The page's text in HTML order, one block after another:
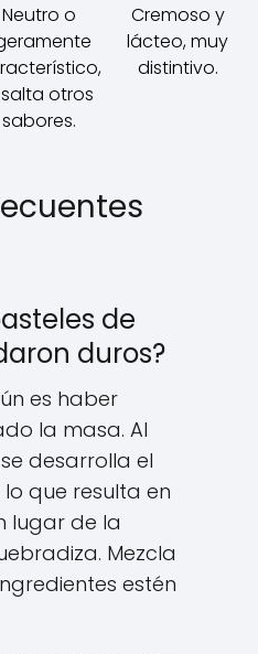
Neutro o
otros
sabores.
Cremoso y
lácteo, muy
distintivo.
de
duros?
es haber
la masa. Al
desarrolla el
que resulta en
lugar de la
Mezcla
estén